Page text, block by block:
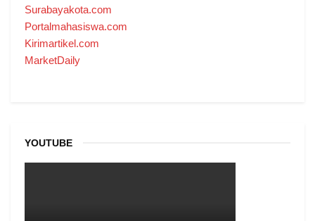
Surabayakota.com
Portalmahasiswa.com
Kirimartikel.com
MarketDaily
YOUTUBE